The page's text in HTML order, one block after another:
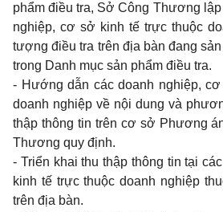
phẩm điều tra, Sở Công Thương
nghiệp, cơ sở kinh tế trực thuộc
tượng điều tra trên địa bàn đang
trong Danh mục sản phẩm điều tra.
- Hướng dẫn các doanh nghiệp,
doanh nghiệp về nội dung và
thập thông tin trên cơ sở Phương
Thương quy định.
- Triển khai thu thập thông tin tại
kinh tế trực thuộc doanh nghiệp
trên địa bàn.